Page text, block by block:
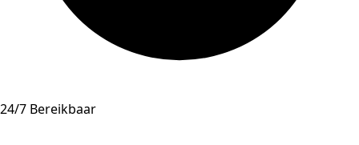
24/7 Bereikbaar